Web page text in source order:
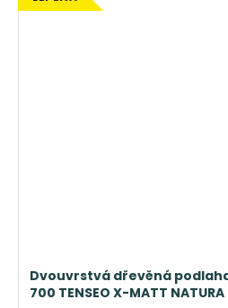
Dvouvrstvá dřevěná
700 TENSEO X-MATT